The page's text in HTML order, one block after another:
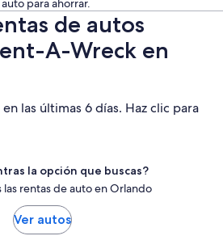
para ahorrar.
de autos
A-Wreck en
las últimas 6 días. Haz clic para
la opción que buscas?
las rentas de auto en Orlando
Ver autos